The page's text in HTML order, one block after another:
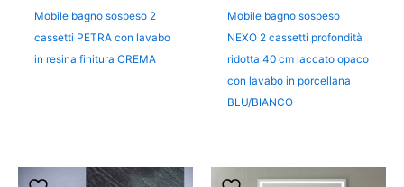
Mobile bagno sospeso 2
cassetti PETRA con lavabo
in resina finitura CREMA
Mobile bagno sospeso
NEXO 2 cassetti profondità
ridotta 40 cm laccato opaco
con lavabo in porcellana
BLU/BIANCO